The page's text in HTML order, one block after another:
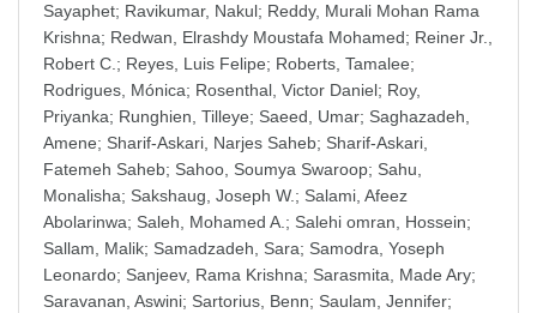
Sayaphet; Ravikumar, Nakul; Reddy, Murali Mohan Rama
Krishna; Redwan, Elrashdy Moustafa Mohamed; Reiner Jr.,
Robert C. ; Reyes, Luis Felipe; Roberts, Tamalee;
Rodrigues, Mónica; Rosenthal, Victor Daniel; Roy,
Priyanka; Runghien, Tilleye; Saeed, Umar; Saghazadeh,
Amene; Sharif-Askari, Narjes Saheb; Sharif-Askari,
Fatemeh Saheb; Sahoo, Soumya Swaroop; Sahu,
Monalisha; Sakshaug, Joseph W. ; Salami, Afeez
Abolarinwa; Saleh, Mohamed A. ; Salehi omran, Hossein;
Sallam, Malik; Samadzadeh, Sara; Samodra, Yoseph
Leonardo; Sanjeev, Rama Krishna; Sarasmita, Made Ary;
Saravanan, Aswini; Sartorius, Benn; Saulam, Jennifer;